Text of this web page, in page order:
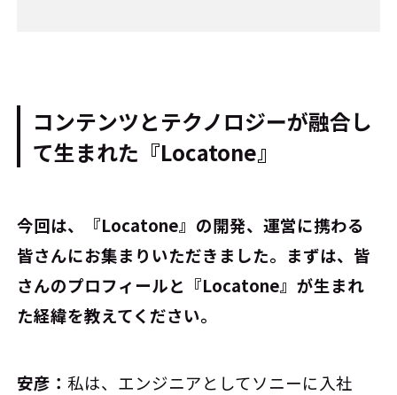
コンテンツとテクノロジーが融合し
て生まれた『Locatone』
――今回は、『Locatone』の開発、運営に携わる
皆さんにお集まりいただきました。まずは、皆
さんのプロフィールと『Locatone』が生まれ
た経緯を教えてください。
安彦： 私は、エンジニアとしてソニーに入社